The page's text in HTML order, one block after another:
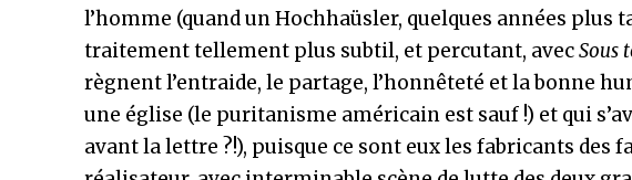
l’homme (quand un Hochhaüsler, quelques années plus
traitement tellement plus subtil, et percutant, avecSous
règnent l’entraide, le partage, l’honnêteté et la bonne
une église (le puritanisme américain est sauf !) et qui
avant la lettre ?!), puisque ce sont eux les fabricants des